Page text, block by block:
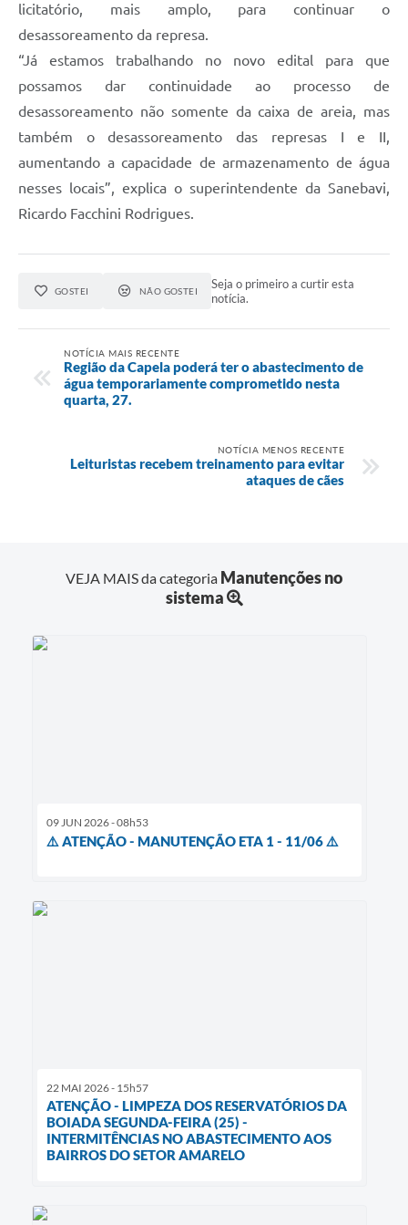
licitatório, mais amplo, para continuar o
desassoreamento da represa.
“Já estamos trabalhando no novo edital para que
possamos dar continuidade ao processo de
desassoreamento não somente da caixa de areia, mas
também o desassoreamento das represas I e II,
aumentando a capacidade de armazenamento de água
nesses locais”, explica o superintendente da Sanebavi,
Ricardo Facchini Rodrigues.
GOSTEI NÃO GOSTEI
Seja o primeiro a curtir esta
notícia.
NOTÍCIA MAIS RECENTE
Região da Capela poderá ter o abastecimento de
água temporariamente comprometido nesta
quarta, 27.
NOTÍCIA MENOS RECENTE
Leituristas recebem treinamento para evitar
ataques de cães
VEJA MAIS da categoria Manutenções no
sistema
09 JUN 2026 - 08h53
⚠️ ATENÇÃO - MANUTENÇÃO ETA 1 - 11/06 ⚠️
22 MAI 2026 - 15h57
ATENÇÃO - LIMPEZA DOS RESERVATÓRIOS DA
BOIADA SEGUNDA-FEIRA (25) -
INTERMITÊNCIAS NO ABASTECIMENTO AOS
BAIRROS DO SETOR AMARELO